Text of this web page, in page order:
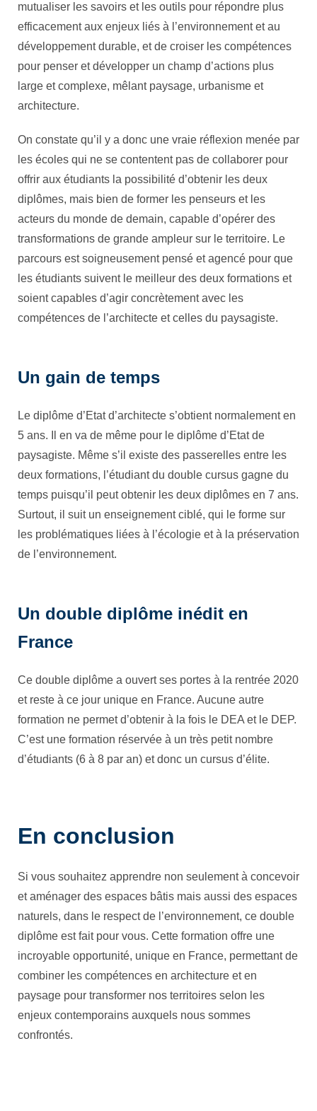
mutualiser les savoirs et les outils pour répondre plus
efficacement aux enjeux liés à l’environnement et au
développement durable, et de croiser les compétences
pour penser et développer un champ d’actions plus
large et complexe, mêlant paysage, urbanisme et
architecture.
On constate qu’il y a donc une vraie réflexion menée par
les écoles qui ne se contentent pas de collaborer pour
offrir aux étudiants la possibilité d’obtenir les deux
diplômes, mais bien de former les penseurs et les
acteurs du monde de demain, capable d’opérer des
transformations de grande ampleur sur le territoire. Le
parcours est soigneusement pensé et agencé pour que
les étudiants suivent le meilleur des deux formations et
soient capables d’agir concrètement avec les
compétences de l’architecte et celles du paysagiste.
Un gain de temps
Le diplôme d’Etat d’architecte s’obtient normalement en
5 ans. Il en va de même pour le diplôme d’Etat de
paysagiste. Même s’il existe des passerelles entre les
deux formations, l’étudiant du double cursus gagne du
temps puisqu’il peut obtenir les deux diplômes en 7 ans.
Surtout, il suit un enseignement ciblé, qui le forme sur
les problématiques liées à l’écologie et à la préservation
de l’environnement.
Un double diplôme inédit en
France
Ce double diplôme a ouvert ses portes à la rentrée 2020
et reste à ce jour unique en France. Aucune autre
formation ne permet d’obtenir à la fois le DEA et le DEP.
C’est une formation réservée à un très petit nombre
d’étudiants (6 à 8 par an) et donc un cursus d’élite.
En conclusion
Si vous souhaitez apprendre non seulement à concevoir
et aménager des espaces bâtis mais aussi des espaces
naturels, dans le respect de l’environnement, ce double
diplôme est fait pour vous. Cette formation offre une
incroyable opportunité, unique en France, permettant de
combiner les compétences en architecture et en
paysage pour transformer nos territoires selon les
enjeux contemporains auxquels nous sommes
confrontés.